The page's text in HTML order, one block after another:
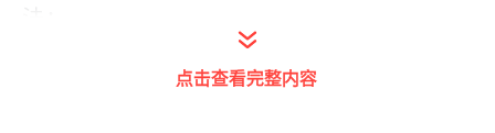
一、查看绿本背面：在绿本的背面，通常会
有一栏名为“登记证抵押”或“登记证注销抵押”
点击查看完整内容